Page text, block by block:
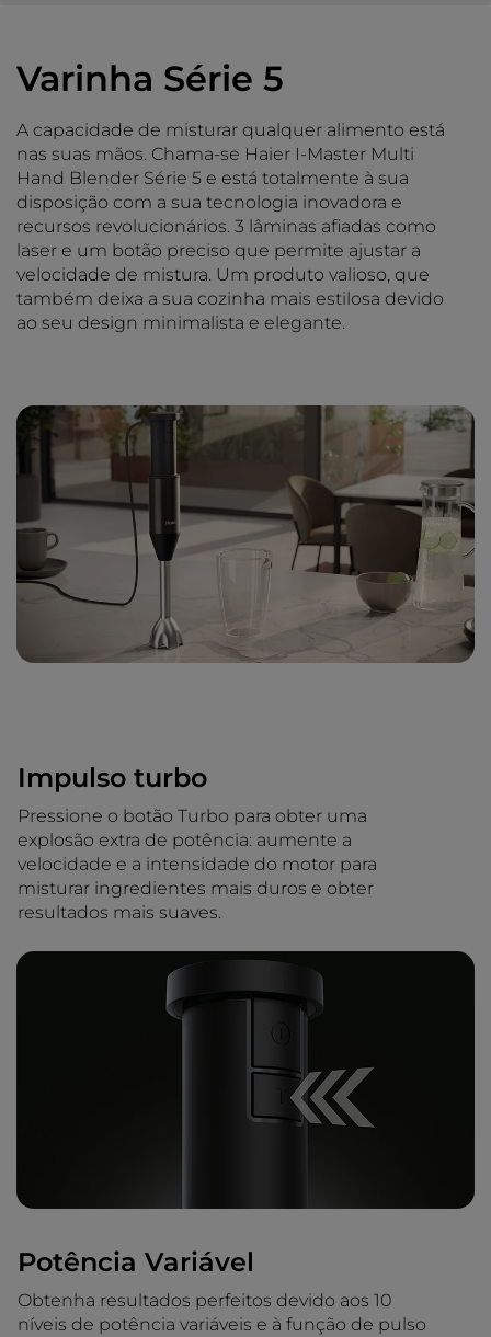
Varinha Série 5
A capacidade de misturar qualquer alimento está
nas suas mãos. Chama-se Haier I-Master Multi
Hand Blender Série 5 e está totalmente à sua
disposição com a sua tecnologia inovadora e
recursos revolucionários. 3 lâminas afiadas como
laser e um botão preciso que permite ajustar a
velocidade de mistura. Um produto valioso, que
também deixa a sua cozinha mais estilosa devido
ao seu design minimalista e elegante.
Impulso turbo
Pressione o botão Turbo para obter uma
explosão extra de potência: aumente a
velocidade e a intensidade do motor para
misturar ingredientes mais duros e obter
resultados mais suaves.
Potência Variável
Obtenha resultados perfeitos devido aos 10
níveis de potência variáveis ​​e à função de pulso